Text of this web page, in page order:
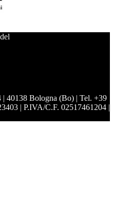
| 40138 Bologna (Bo) | Tel. +39
| P.IVA/C.F. 02517461204 |